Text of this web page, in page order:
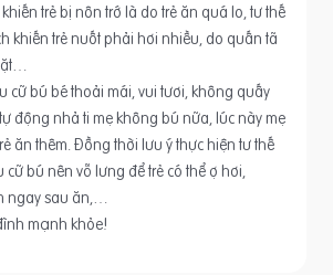
trẻ bị nôn trớ là do trẻ ăn quá lo, tư thế
khiến trẻ nuốt phải hơi nhiều, do quấn tã
cữ bú bé thoải mái, vui tươi, không quấy
động nhả ti mẹ không bú nữa, lúc này mẹ
ăn thêm. Đồng thời lưu ý thực hiện tư thế
bú nên vỗ lưng để trẻ có thể ợ hơi,
ngay sau ăn,…
mạnh khỏe!